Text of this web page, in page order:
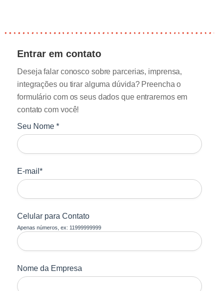
Entrar em contato
Deseja falar conosco sobre parcerias, imprensa,
integrações ou tirar alguma dúvida? Preencha o
formulário com os seus dados que entraremos em
contato com você!
Seu Nome *
E-mail*
Celular para Contato
Apenas números, ex: 11999999999
Nome da Empresa